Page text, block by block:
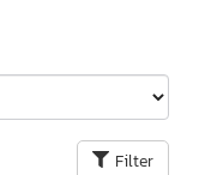
Filter